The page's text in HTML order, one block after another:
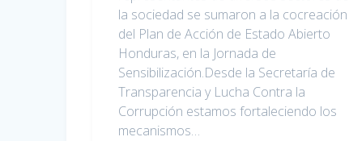
la sociedad se sumaron a la cocreación
del Plan de Acción de Estado Abierto
Honduras, en la Jornada de
Sensibilización.Desde la Secretaría de
Transparencia y Lucha Contra la
Corrupción estamos fortaleciendo los
mecanismos…